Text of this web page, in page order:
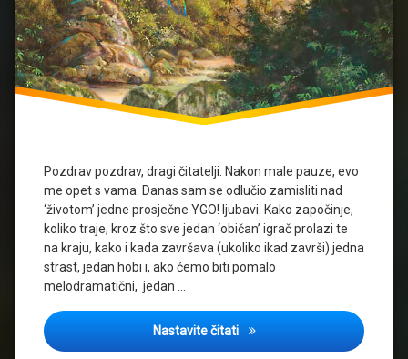
Pozdrav pozdrav, dragi čitatelji. Nakon male pauze, evo
me opet s vama. Danas sam se odlučio zamisliti nad
‘životom’ jedne prosječne YGO! ljubavi. Kako započinje,
koliko traje, kroz što sve jedan ‘običan’ igrač prolazi te
na kraju, kako i kada završava (ukoliko ikad završi) jedna
strast, jedan hobi i, ako ćemo biti pomalo
melodramatični, jedan …
Nastavite čitati Životni ciklus YGO! karijere